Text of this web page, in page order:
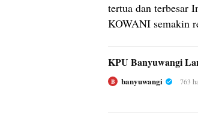
tertua dan terbesar
KOWANI semakin
KPU Banyuwangi
B banyuwangi 763